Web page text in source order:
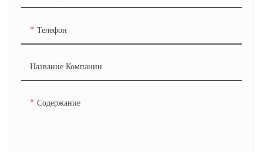
Телефон
Название Компании
Содержание